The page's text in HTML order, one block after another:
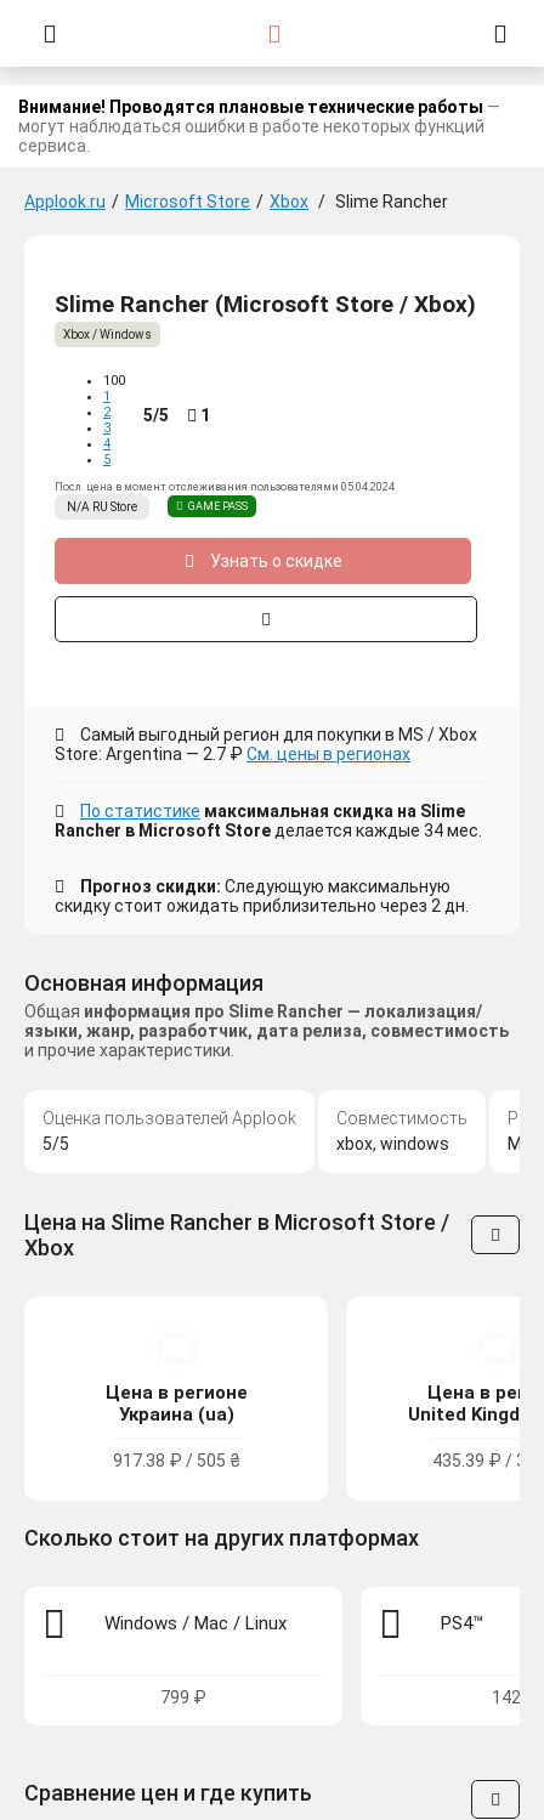
Внимание! Проводятся плановые технические работы —
могут наблюдаться ошибки в работе некоторых функций
сервиса.
Applook.ru / Microsoft Store / Xbox / Slime Rancher
Slime Rancher (Microsoft Store / Xbox)
Xbox / Windows
100
1
2
3
4
5
5/5 1
Посл. цена в момент отслеживания пользователями 05.04.2024
N/A RU Store GAME PASS
Узнать о скидке
Самый выгодный регион для покупки в MS / Xbox
Store: Argentina — 2.7 ₽ См. цены в регионах
По статистике максимальная скидка на Slime
Rancher в Microsoft Storeделается каждые 34 мес.
Прогноз скидки: Следующую максимальную
скидку стоит ожидать приблизительно через 2 дн.
Основная информация
Общая информация про Slime Rancher — локализация/
языки, жанр, разработчик, дата релиза, совместимость
и прочие характеристики.
Оценка пользователей Applook
5/5
Совместимость
xbox, windows
Цена на Slime Rancher в Microsoft Store /
Xbox
Цена в регионе
Украина (ua)
917.38 ₽ / 505 ₴
Цена в
United
435.39 ₽ /
Сколько стоит на других платформах
Windows / Mac / Linux
799 ₽
PS4™
1429
Сравнение цен и где купить